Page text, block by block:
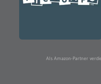
Als Amazon-Partner